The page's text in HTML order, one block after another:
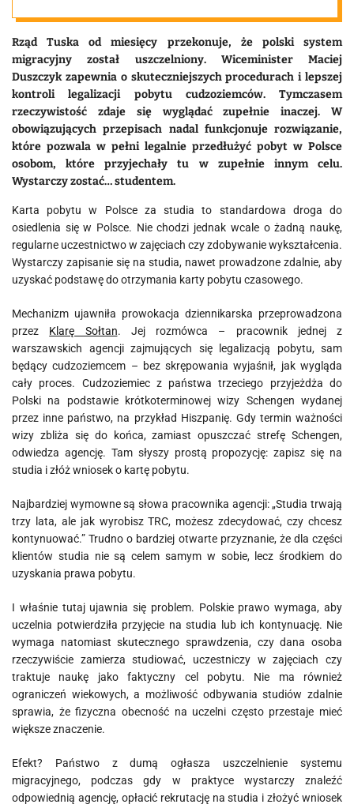
Rząd Tuska od miesięcy przekonuje, że polski system
migracyjny został uszczelniony. Wiceminister Maciej
Duszczyk zapewnia o skuteczniejszych procedurach i lepszej
kontroli legalizacji pobytu cudzoziemców. Tymczasem
rzeczywistość zdaje się wyglądać zupełnie inaczej. W
obowiązujących przepisach nadal funkcjonuje rozwiązanie,
które pozwala w pełni legalnie przedłużyć pobyt w Polsce
osobom, które przyjechały tu w zupełnie innym celu.
Wystarczy zostać… studentem.
Karta pobytu w Polsce za studia to standardowa droga do
osiedlenia się w Polsce. Nie chodzi jednak wcale o żadną naukę,
regularne uczestnictwo w zajęciach czy zdobywanie wykształcenia.
Wystarczy zapisanie się na studia, nawet prowadzone zdalnie, aby
uzyskać podstawę do otrzymania karty pobytu czasowego.
Mechanizm ujawniła prowokacja dziennikarska przeprowadzona
przez Klarę Sołtan. Jej rozmówca – pracownik jednej z
warszawskich agencji zajmujących się legalizacją pobytu, sam
będący cudzoziemcem – bez skrępowania wyjaśnił, jak wygląda
cały proces. Cudzoziemiec z państwa trzeciego przyjeżdża do
Polski na podstawie krótkoterminowej wizy Schengen wydanej
przez inne państwo, na przykład Hiszpanię. Gdy termin ważności
wizy zbliża się do końca, zamiast opuszczać strefę Schengen,
odwiedza agencję. Tam słyszy prostą propozycję: zapisz się na
studia i złóż wniosek o kartę pobytu.
Najbardziej wymowne są słowa pracownika agencji: „Studia trwają
trzy lata, ale jak wyrobisz TRC, możesz zdecydować, czy chcesz
kontynuować.” Trudno o bardziej otwarte przyznanie, że dla części
klientów studia nie są celem samym w sobie, lecz środkiem do
uzyskania prawa pobytu.
I właśnie tutaj ujawnia się problem. Polskie prawo wymaga, aby
uczelnia potwierdziła przyjęcie na studia lub ich kontynuację. Nie
wymaga natomiast skutecznego sprawdzenia, czy dana osoba
rzeczywiście zamierza studiować, uczestniczy w zajęciach czy
traktuje naukę jako faktyczny cel pobytu. Nie ma również
ograniczeń wiekowych, a możliwość odbywania studiów zdalnie
sprawia, że fizyczna obecność na uczelni często przestaje mieć
większe znaczenie.
Efekt? Państwo z dumą ogłasza uszczelnienie systemu
migracyjnego, podczas gdy w praktyce wystarczy znaleźć
odpowiednią agencję, opłacić rekrutację na studia i złożyć wniosek